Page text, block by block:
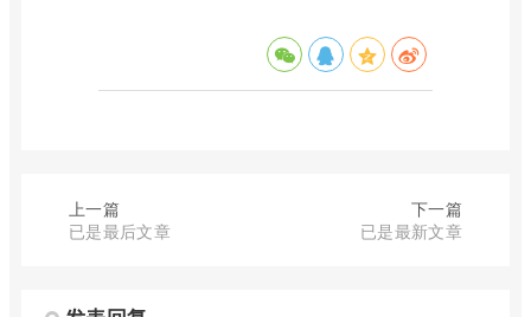
上一篇
已是最后文章
下一篇
已是最新文章